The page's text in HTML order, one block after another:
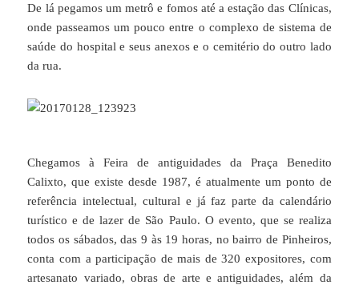
De lá pegamos um metrô e fomos até a estação das Clínicas,
onde passeamos um pouco entre o complexo de sistema de
saúde do hospital e seus anexos e o cemitério do outro lado
da rua.
Chegamos à Feira de antiguidades da Praça Benedito
Calixto, que existe desde 1987, é atualmente um ponto de
referência intelectual, cultural e já faz parte da calendário
turístico e de lazer de São Paulo. O evento, que se realiza
todos os sábados, das 9 às 19 horas, no bairro de Pinheiros,
conta com a participação de mais de 320 expositores, com
artesanato variado, obras de arte e antiguidades, além da